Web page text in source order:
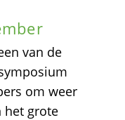
van de
om weer
het grote